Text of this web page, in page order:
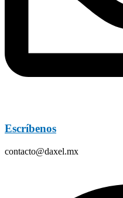
Escríbenos
contacto@daxel.mx